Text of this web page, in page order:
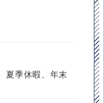
夏季休暇、年末